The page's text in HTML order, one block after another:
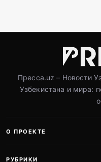
Пресса.uz – Новости
Узбекистана и мира:
О ПРОЕКТЕ
РУБРИКИ